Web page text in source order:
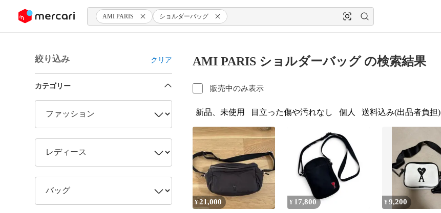
ツにスキップ AMI PARIS ショルダーバッグ
絞り込み クリア
カテゴリー
AMI PARIS ショルダーバッグ の検索結果
販売中のみ表示
新品、未使用 目立った傷や汚れなし 個人 送料込み(出品者負担)
¥21,000 ¥ 17,800 ¥9,200